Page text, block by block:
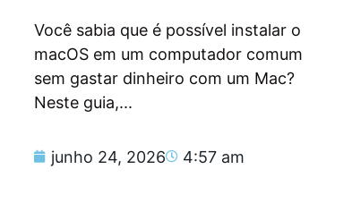
Você sabia que é possível instalar o
macOS em um computador comum
sem gastar dinheiro com um Mac?
Neste guia,...
junho 24, 2026 4:57 am